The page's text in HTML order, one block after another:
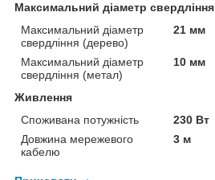
Максимальний діаметр свердління
Максимальний діаметр
свердління (дерево)
21 мм
Максимальний діаметр
свердління (метал)
10 мм
Живлення
Споживана потужність
230 Вт
Довжина мережевого
кабелю
3 м